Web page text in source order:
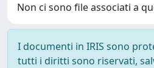
Non ci sono file associati a
I documenti in IRIS sono
tutti i diritti sono riservati,